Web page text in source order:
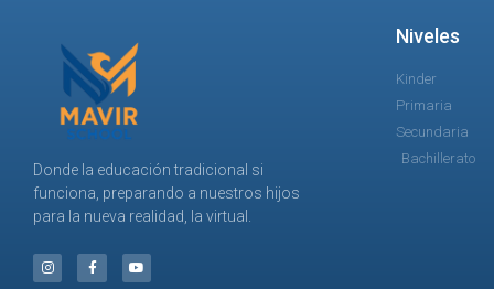
Donde la educación tradicional si
funciona, preparando a nuestros hijos
para la nueva realidad, la virtual.
Niveles
Kinder
Primaria
Secundaria
Bachillerato